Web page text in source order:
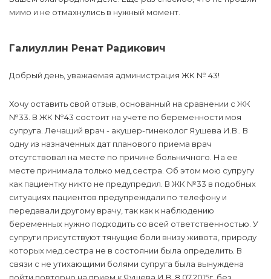
мимо и не отмахнулись в нужный момент.
Галиуллин Ренат Радикович
Добрый день, уважаемая администрация ЖК № 43!
Хочу оставить свой отзыв, основанный на сравнении с ЖК
№33. В ЖК №43 состоит на учете по беременности моя
супруга. Лечащий врач - акушер-гинеколог Яушева И.В.. В
одну из назначенных дат планового приема врач
отсутствовал на месте по причине больничного. На ее
месте принимала только мед.сестра. Об этом мою супругу
как пациентку никто не предупредил. В ЖК №33 в подобных
ситуациях пациентов предупреждали по телефону и
передавали другому врачу, так как к наблюдению
беременных нужно подходить со всей ответственностью. У
супруги присутствуют тянущие боли внизу живота, природу
которых мед.сестра не в состоянии была определить. В
связи с не утихающими болями супруга была вынуждена